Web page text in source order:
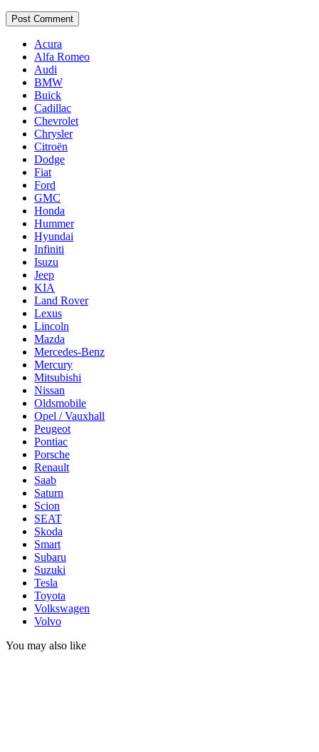
Acura
Alfa Romeo
Audi
BMW
Buick
Cadillac
Chevrolet
Chrysler
Citroën
Dodge
Fiat
Ford
GMC
Honda
Hummer
Hyundai
Infiniti
Isuzu
Jeep
KIA
Land Rover
Lexus
Lincoln
Mazda
Mercedes-Benz
Mercury
Mitsubishi
Nissan
Oldsmobile
Opel / Vauxhall
Peugeot
Pontiac
Porsche
Renault
Saab
Saturn
Scion
SEAT
Skoda
Smart
Subaru
Suzuki
Tesla
Toyota
Volkswagen
Volvo
You may also like